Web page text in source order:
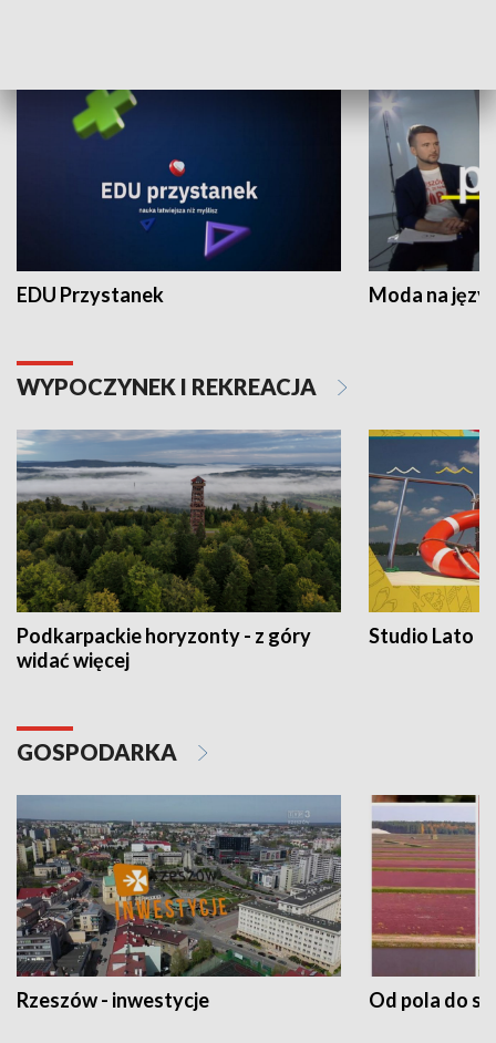
EDU Przystanek Moda na
WYPOCZYNEK I REKREACJA
Podkarpackie horyzonty - z góry
widać więcej
Studio Lato
GOSPODARKA
Rzeszów - inwestycje Od pola do